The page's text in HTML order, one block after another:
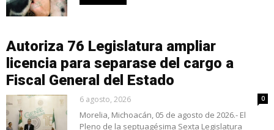
Autoriza 76 Legislatura ampliar
licencia para separase del cargo a
Fiscal General del Estado
6 agosto, 2026 0
Morelia, Michoacán, 05 de agosto de 2026.- El
Pleno de la septuagésima Sexta Legislatura